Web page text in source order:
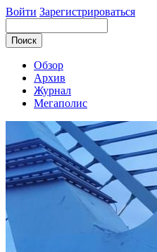
Войти Зарегистрироваться
Обзор
Архив
Журнал
Мегаполис